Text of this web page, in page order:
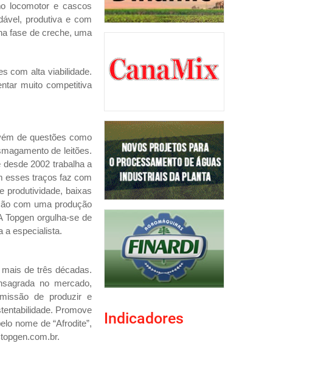
locomotor e cascos
produtiva e com
fase de creche, uma
com alta viabilidade.
muito competitiva
de questões como
de leitões.
2002 trabalha a
esses traços faz com
produtividade, baixas
com uma produção
Topgen orgulha-se de
a especialista.
de três décadas.
no mercado,
de produzir e
Promove
nome de “Afrodite”,
Indicadores